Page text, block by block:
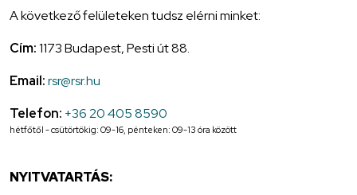
A következő felületeken tudsz elérni minket:
Cím:1173 Budapest, Pesti út 88.
Email:rsr@rsr.hu
Telefon: +36 20 405 8590
hétfőtől - csütörtökig: 09-16, pénteken: 09-13 óra között
NYITVATARTÁS: